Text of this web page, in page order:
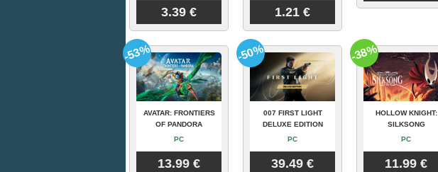
3.39 € 1.21 €
AVATAR: FRONTIERS
OF PANDORA
PC
13.99 €
-53%
007 FIRST LIGHT
DELUXE EDITION
PC
39.49 €
-50%
HOLLOW KNIGHT:
SILKSONG
PC
11.99 €
-38%